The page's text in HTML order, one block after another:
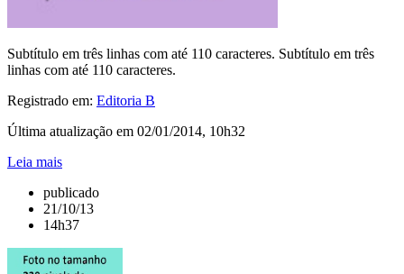
Subtítulo em três linhas com até 110 caracteres. Subtítulo em três
linhas com até 110 caracteres.
Registrado em: Editoria B
Última atualização em 02/01/2014, 10h32
Leia mais
publicado
21/10/13
14h37